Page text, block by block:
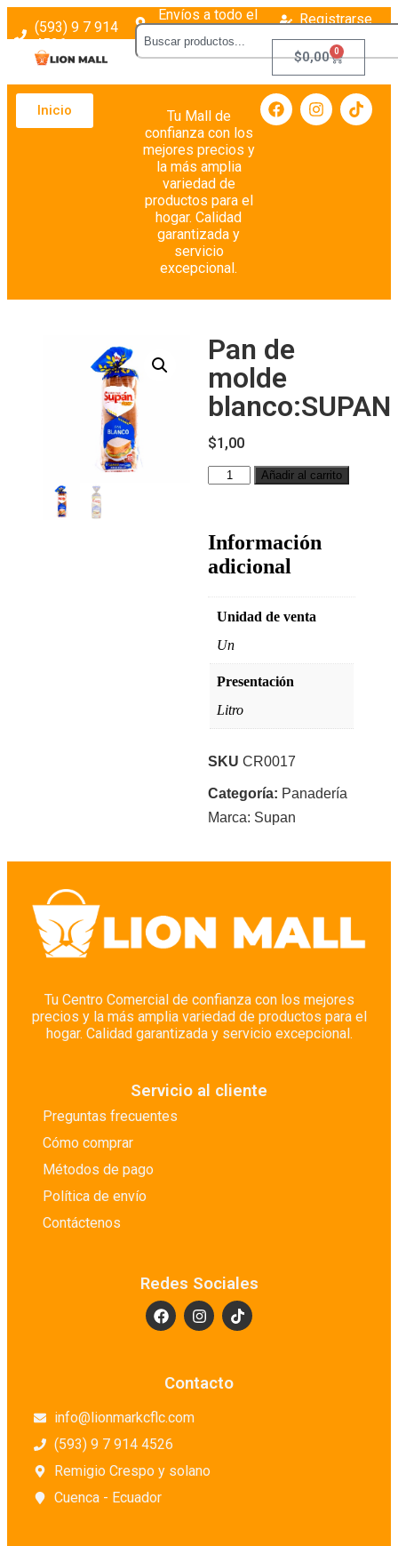
(593) 9 7 914
4526
Envíos a todo el
Registrarse
Login
$0,00 0
Inicio
Tu Mall de
confianza con los
mejores precios y
la más amplia
variedad de
productos para el
hogar. Calidad
garantizada y
servicio
excepcional.
Pan de
molde
blanco:SUPAN
$1,00
Añadir al carrito
Información
adicional
Unidad de venta
Un
Presentación
Litro
SKU CR0017
Categoría: Panadería
Marca: Supan
Tu Centro Comercial de confianza con los mejores
precios y la más amplia variedad de productos para el
hogar. Calidad garantizada y servicio excepcional.
Servicio al cliente
Preguntas frecuentes
Cómo comprar
Métodos de pago
Política de envío
Contáctenos
Redes Sociales
Contacto
info@lionmarkcflc.com
(593) 9 7 914 4526
Remigio Crespo y solano
Cuenca - Ecuador